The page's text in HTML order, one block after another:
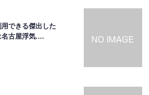
できる傑出した
名古屋浮気.…